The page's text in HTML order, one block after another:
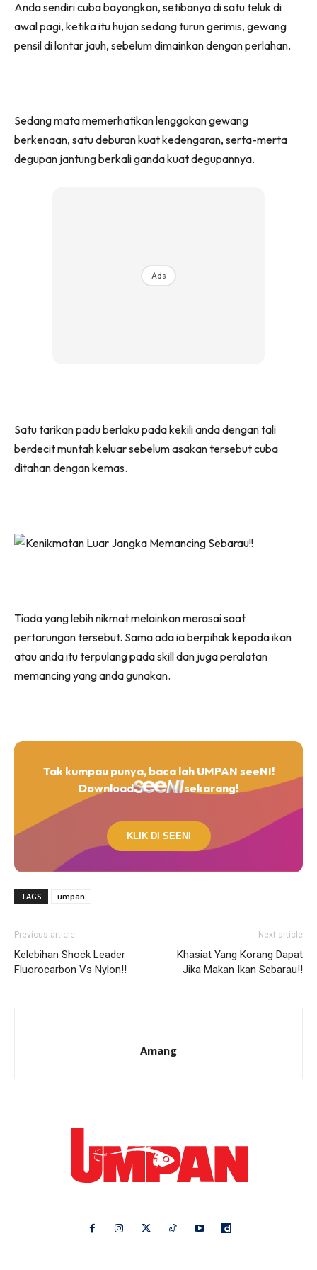
Anda sendiri cuba bayangkan, setibanya di satu teluk di
awal pagi, ketika itu hujan sedang turun gerimis, gewang
pensil di lontar jauh, sebelum dimainkan dengan perlahan.
Sedang mata memerhatikan lenggokan gewang
berkenaan, satu deburan kuat kedengaran, serta-merta
degupan jantung berkali ganda kuat degupannya.
Ads
Satu tarikan padu berlaku pada kekili anda dengan tali
berdecit muntah keluar sebelum asakan tersebut cuba
ditahan dengan kemas.
Tiada yang lebih nikmat melainkan merasai saat
pertarungan tersebut. Sama ada ia berpihak kepada ikan
atau anda itu terpulang pada skill dan juga peralatan
memancing yang anda gunakan.
Tak kumpau punya, baca lah UMPAN seeNI!
Download
sekarang!
KLIK DI SEENI
TAGS umpan
Previous article
Kelebihan Shock Leader
Fluorocarbon Vs Nylon!!
Next article
Khasiat Yang Korang Dapat
Jika Makan Ikan Sebarau!!
Amang